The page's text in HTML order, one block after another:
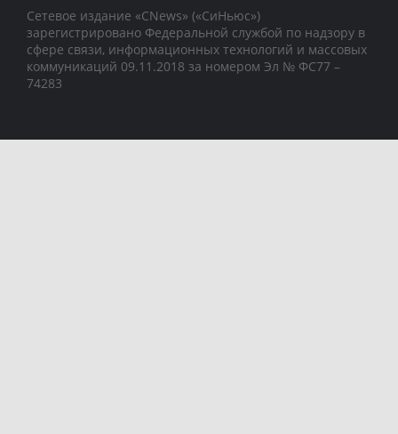
Сетевое издание «CNews» («СиНьюс»)
зарегистрировано Федеральной службой по надзору в
сфере связи, информационных технологий и массовых
коммуникаций 09.11.2018 за номером Эл № ФС77 –
74283